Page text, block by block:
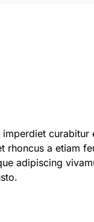
curabitur
rhoncus a etiam
adipiscing